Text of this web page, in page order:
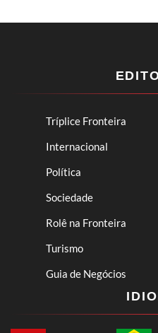
Tríplice Fronteira
Internacional
Política
Sociedade
Rolê na Fronteira
Turismo
Guia de Negócios